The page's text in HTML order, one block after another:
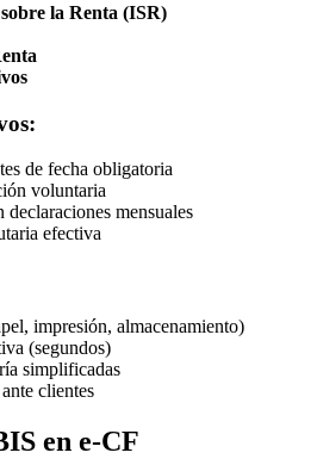
la Renta (ISR)
de fecha obligatoria
voluntaria
declaraciones mensuales
efectiva
impresión, almacenamiento)
(segundos)
simplificadas
clientes
en e-CF